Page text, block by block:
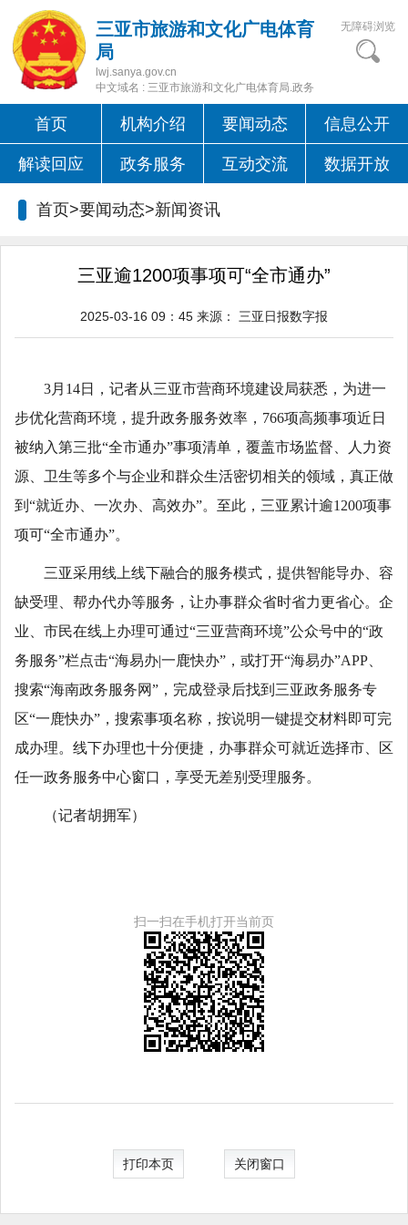
三亚市旅游和文化广电体育
局
lwj.sanya.gov.cn
中文域名 : 三亚市旅游和文化广电体育局.政务
无障碍浏览
首页 机构介绍 要闻动态 信息公开
解读回应 政务服务 互动交流 数据开放
首页>要闻动态>新闻资讯
三亚逾1200项事项可“全市通办”
2025-03-16 09：45 来源： 三亚日报数字报
3月14日，记者从三亚市营商环境建设局获悉，为进一
步优化营商环境，提升政务服务效率，766项高频事项近日
被纳入第三批“全市通办”事项清单，覆盖市场监督、人力资
源、卫生等多个与企业和群众生活密切相关的领域，真正做
到“就近办、一次办、高效办”。至此，三亚累计逾1200项事
项可“全市通办”。
三亚采用线上线下融合的服务模式，提供智能导办、容
缺受理、帮办代办等服务，让办事群众省时省力更省心。企
业、市民在线上办理可通过“三亚营商环境”公众号中的“政
务服务”栏点击“海易办|一鹿快办”，或打开“海易办”APP、
搜索“海南政务服务网”，完成登录后找到三亚政务服务专
区“一鹿快办”，搜索事项名称，按说明一键提交材料即可完
成办理。线下办理也十分便捷，办事群众可就近选择市、区
任一政务服务中心窗口，享受无差别受理服务。
（记者胡拥军）
扫一扫在手机打开当前页
打印本页 关闭窗口